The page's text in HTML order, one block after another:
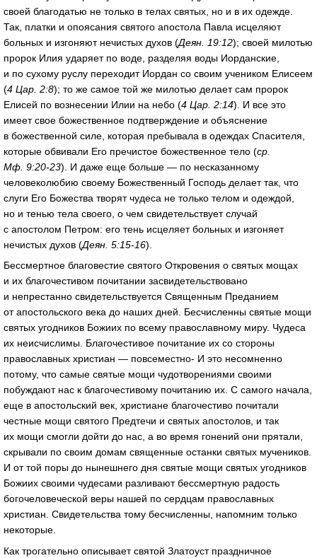
своей благодатью не только в телах святых, но и в их одежде.
Так, платки и опоясания святого апостола Павла исцеляют
больных и изгоняют нечистых духов (Деян. 19:12); своей милотью
пророк Илия ударяет по воде, разделяя воды Иорданские,
и по сухому руслу переходит Иордан со своим учеником Елисеем
(4 Цар. 2:8); то же самое той же милотью делает сам пророк
Елисей по вознесении Илии на небо (4 Цар. 2:14). И все это
имеет свое божественное подтверждение и объяснение
в божественной силе, которая пребывала в одеждах Спасителя,
которые обвивали Его пречистое божественное тело (ср.
Мф. 9:20-23). И даже еще больше — по несказанному
человеколюбию своему Божественный Господь делает так, что
слуги Его Божества творят чудеса не только телом и одеждой,
но и тенью тела своего, о чем свидетельствует случай
с апостолом Петром: его тень исцеляет больных и изгоняет
нечистых духов (Деян. 5:15-16).
Бессмертное благовестие святого Откровения о святых мощах
и их благочестивом почитании засвидетельствовано
и непрестанно свидетельствуется Священным Преданием
от апостольского века до наших дней. Бесчисленны святые мощи
святых угодников Божиих по всему православному миру. Чудеса
их неисчислимы. Благочестивое почитание их со стороны
православных христиан — повсеместно- И это несомненно
потому, что самые святые мощи чудотворениями своими
побуждают нас к благочестивому почитанию их. С самого начала,
еще в апостольский век, христиане благочестиво почитали
честные мощи святого Предтечи и святых апостолов, и так
их мощи смогли дойти до нас, а во время гонений они прятали,
скрывали по своим домам священные останки святых мучеников.
И от той поры до нынешнего дня святые мощи святых угодников
Божиих своими чудесами разливают бессмертную радость
богочеловеческой веры нашей по сердцам православных
христиан. Свидетельства тому бесчисленны, напомним только
некоторые.
Как трогательно описывает святой Златоуст праздничное